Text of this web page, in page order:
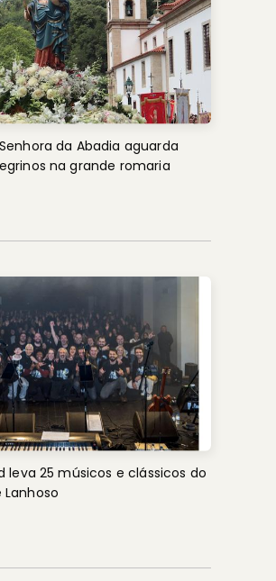
da Abadia aguarda
na grande romaria
leva 25 músicos e clássicos do